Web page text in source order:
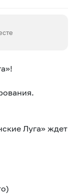
Луга» ждет